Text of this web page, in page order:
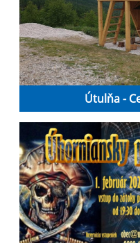
Útulňa -